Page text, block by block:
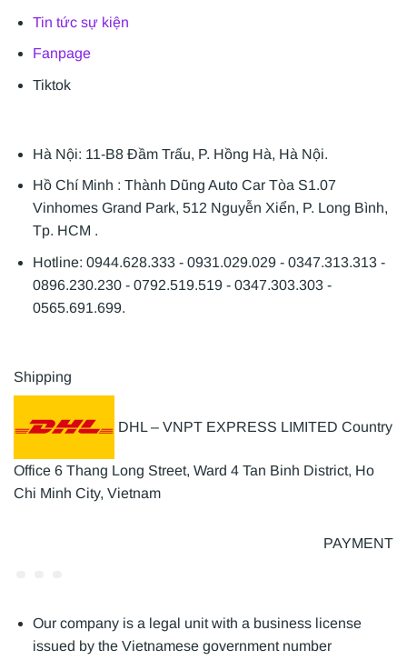
Tin tức sự kiện
Fanpage
Tiktok
Hà Nội: 11-B8 Đầm Trấu, P. Hồng Hà, Hà Nội.
Hồ Chí Minh : Thành Dũng Auto Car Tòa S1.07
Vinhomes Grand Park, 512 Nguyễn Xiển, P. Long Bình,
Tp. HCM .
Hotline: 0944.628.333 - 0931.029.029 - 0347.313.313 -
0896.230.230 - 0792.519.519 - 0347.303.303 -
0565.691.699.
Shipping
DHL – VNPT EXPRESS LIMITED Country
Office 6 Thang Long Street, Ward 4 Tan Binh District, Ho
Chi Minh City, Vietnam
PAYMENT
Our company is a legal unit with a business license
issued by the Vietnamese government number